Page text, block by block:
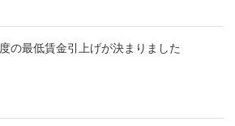
の最低賃金引上げが決まりました